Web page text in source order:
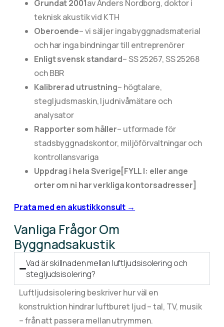
Grundat 2001 av Anders Nordborg, doktor i
teknisk akustik vid KTH
Oberoende– vi säljer inga byggnadsmaterial
och har inga bindningar till entreprenörer
Enligt svensk standard– SS 25267, SS 25268
och BBR
Kalibrerad utrustning– högtalare,
stegljudsmaskin, ljudnivåmätare och
analysator
Rapporter som håller– utformade för
stadsbyggnadskontor, miljöförvaltningar och
kontrollansvariga
Uppdrag i hela Sverige[FYLL I: eller ange
orter om ni har verkliga kontorsadresser]
Prata med en akustikkonsult →
Vanliga Frågor Om
Byggnadsakustik
Vad är skillnaden mellan luftljudsisolering och
stegljudsisolering?
Luftljudsisolering beskriver hur väl en
konstruktion hindrar luftburet ljud – tal, TV, musik
– från att passera mellan utrymmen.